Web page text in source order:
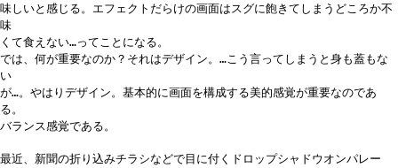
味しいと感じる。エフェクトだらけの画面はスグに飽きてしまうどころか不
味
くて食えない…ってことになる。
では、何が重要なのか？それはデザイン。…こう言ってしまうと身も蓋もな
い
が…。やはりデザイン。基本的に画面を構成する美的感覚が重要なのであ
る。
バランス感覚である。
最近、新聞の折り込みチラシなどで目に付くドロップシャドウオンパレー